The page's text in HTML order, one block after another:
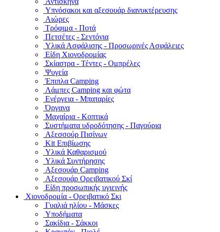
Υπνόσακοι και αξεσουάρ διανυκτέρευσης
Αιώρες
Τρόφιμα - Ποτά
Πετσέτες - Σεντόνια
Υλικά Ασφάλισης - Προσωρινές Ασφάλειες
Είδη Χιονοδρομίας
Σκίαστρα - Τέντες - Ομπρέλες
Ψυγεία
Έπιπλα Camping
Λάμπες Camping και φώτα
Ενέργεια - Μπαταρίες
Όργανα
Μαχαίρια - Κοπτικά
Συστήματα υδροδότησης - Παγούρια
Αξεσσούρ Πισίνων
Kit Επιβίωσης
Υλικά Καθαρισμού
Υλικά Συντήρησης
Αξεσουάρ Camping
Αξεσουάρ Ορειβατικού Σκί
Είδη προσωπικής υγιεινής
Χιονοδρομία - Ορειβατικό Σκι
Γυαλιά ηλίου - Μάσκες
Υποδήματα
Σακίδια - Σάκκοι